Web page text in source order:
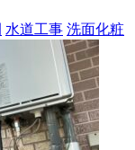
水道工事 洗面化粧